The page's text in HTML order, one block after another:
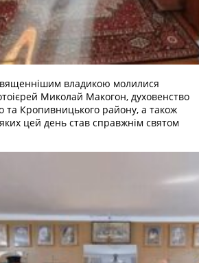
владикою молилися
Миколай Макогон, духовенство
та Кропивницького району, а також
цей день став справжнім святом